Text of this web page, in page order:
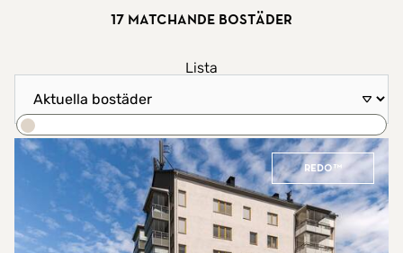
Lista
17 matchande bostäder
Sortera efter
Sök
REDO™